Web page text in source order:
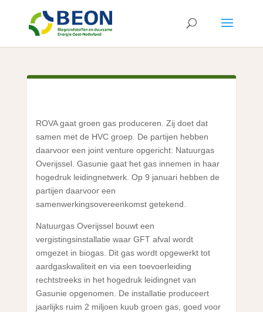
ROVA gaat groen gas produceren. Zij doet dat
samen met de HVC groep. De partijen hebben
daarvoor een joint venture opgericht: Natuurgas
Overijssel. Gasunie gaat het gas innemen in haar
hogedruk leidingnetwerk. Op 9 januari hebben de
partijen daarvoor een
samenwerkingsovereenkomst getekend.
Natuurgas Overijssel bouwt een
vergistingsinstallatie waar GFT afval wordt
omgezet in biogas. Dit gas wordt opgewerkt tot
aardgaskwaliteit en via een toevoerleiding
rechtstreeks in het hogedruk leidingnet van
Gasunie opgenomen. De installatie produceert
jaarlijks ruim 2 miljoen kuub groen gas, goed voor